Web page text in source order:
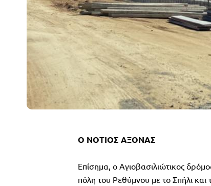
Ο ΝΟΤΙΟΣ ΑΞΟΝΑΣ
Επίσημα, ο Αγιοβασιλιώτικος
πόλη του Ρεθύμνου με το Σπήλι και